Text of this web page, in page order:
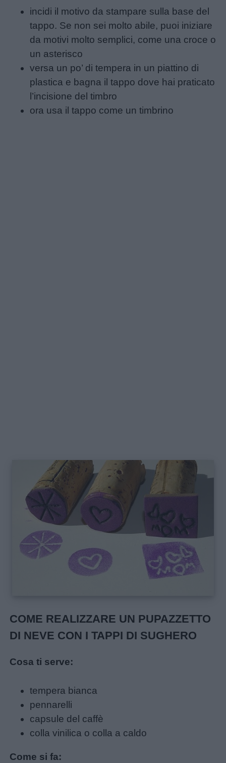
Buonanotte
Auguri
Barzellette
Educazione
positiva
utili
siamo
policy
incidi il motivo da stampare sulla base del
tappo. Se non sei molto abile, puoi iniziare
da motivi molto semplici, come una croce o
un asterisco
versa un po’ di tempera in un piattino di
plastica e bagna il tappo dove hai praticato
l’incisione del timbro
ora usa il tappo come un timbrino
COME REALIZZARE UN PUPAZZETTO
DI NEVE CON I TAPPI DI SUGHERO
Cosa ti serve:
tempera bianca
pennarelli
capsule del caffè
colla vinilica o colla a caldo
Come si fa: